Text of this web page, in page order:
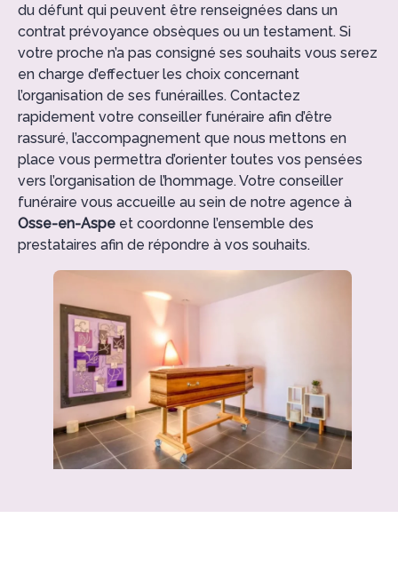
du défunt qui peuvent être renseignées dans un
contrat prévoyance obsèques ou un testament. Si
votre proche n’a pas consigné ses souhaits vous serez
en charge d’effectuer les choix concernant
l’organisation de ses funérailles. Contactez
rapidement votre conseiller funéraire afin d’être
rassuré, l’accompagnement que nous mettons en
place vous permettra d’orienter toutes vos pensées
vers l’organisation de l’hommage. Votre conseiller
funéraire vous accueille au sein de notre agence à
Osse-en-Aspe et coordonne l’ensemble des
prestataires afin de répondre à vos souhaits.